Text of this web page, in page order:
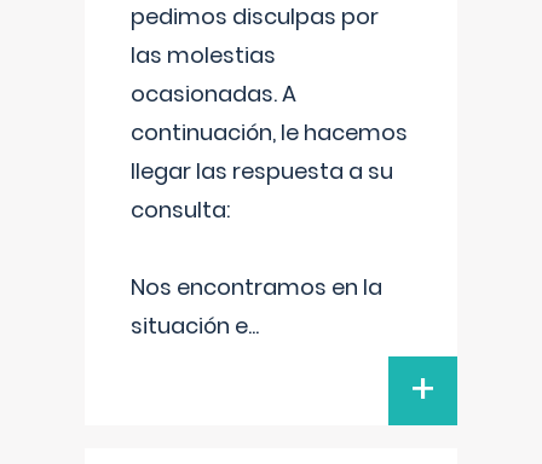
pedimos disculpas por
las molestias
ocasionadas. A
continuación, le hacemos
llegar las respuesta a su
consulta:
Nos encontramos en la
situación e...
+